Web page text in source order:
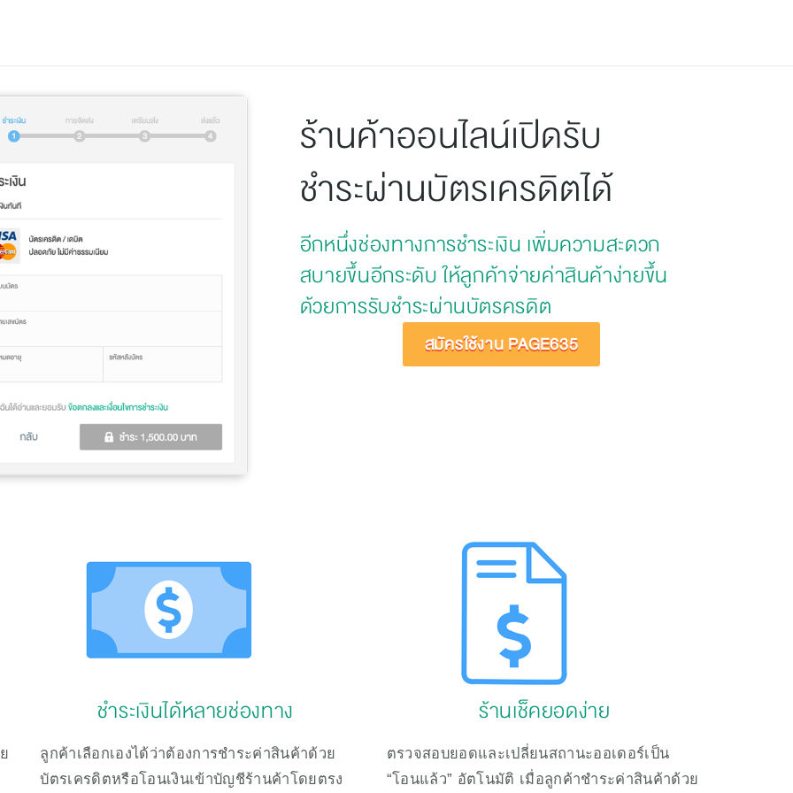
ร้านค้าออนไลน์เปิดรับ
ชำระผ่านบัตรเครดิตได้
อีกหนึ่งช่องทางการชำระเงิน เพิ่มความสะดวก
สบายขึ้นอีกระดับ ให้ลูกค้าจ่ายค่าสินค้าง่ายขึ้น
ด้วยการรับชำระผ่านบัตรครดิต
สมัครใช้งาน PAGE635
ชำระเงินได้หลายช่องทาง
ลูกค้าเลือกเองได้ว่าต้องการชำระค่าสินค้าด้วย
บัตรเครดิตหรือโอนเงินเข้าบัญชีร้านค้าโดยตรง
ร้านเช็คยอดง่าย
ตรวจสอบยอดและเปลี่ยนสถานะออเดอร์เป็น
“โอนแล้ว” อัตโนมัติ เมื่อลูกค้าชำระค่าสินค้าด้วย